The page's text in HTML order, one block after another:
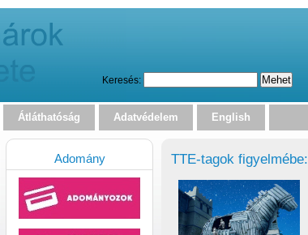
Keresés:
Átláthatóság Adatvédelem English
TTE-tagok figyelmébe:
Adomány